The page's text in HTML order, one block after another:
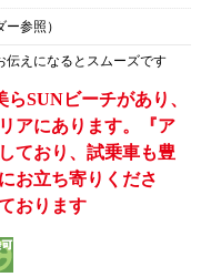
参照）
伝えになるとスムーズです
SUNビーチがあり、
アにあります。『ア
ており、試乗車も豊
お立ち寄りくださ
おります